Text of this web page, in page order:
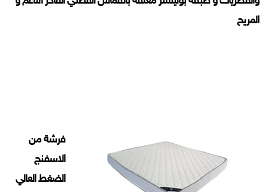
المريح
فرشة من
الاسفنج
الضغط العالي